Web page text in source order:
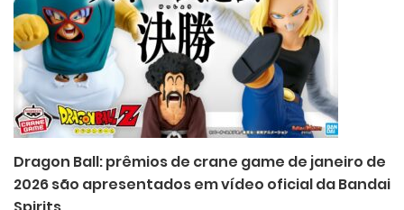
Dragon Ball: prêmios de crane game de janeiro de
2026 são apresentados em vídeo oficial da Bandai